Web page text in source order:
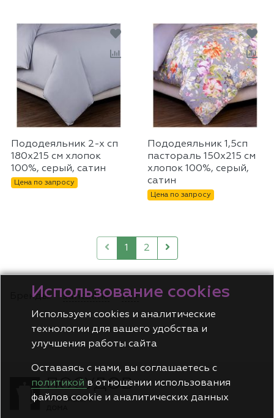
Пододеяльник 2-х сп
180х215 см хлопок
100%, серый, сатин
Цена по запросу
Пододеяльник 1,5сп
пастораль 150х215 см
хлопок 100%, серый,
сатин
Цена по запросу
1 2
Бренды: santalino нет
Использование cookies
Используем cookies и аналитические
технологии для вашего удобства и
улучшения работы сайта
Оставаясь с нами, вы соглашаетесь с
политикой в отношении использования
файлов cookie и аналитических данных